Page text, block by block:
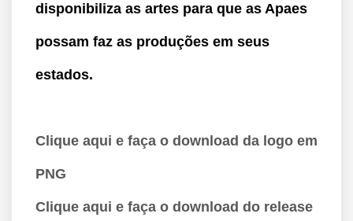
disponibiliza as artes para que as Apaes
possam faz as produções em seus
estados.
Clique aqui e faça o download da logo em
PNG
Clique aqui e faça o download do release